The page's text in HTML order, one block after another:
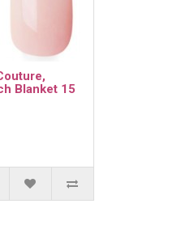
Blanket 15